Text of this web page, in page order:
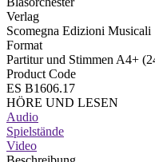
Verlag
Scomegna Edizioni Musicali
Format
Partitur und Stimmen A4+
Product Code
ES B1606.17
HÖRE UND LESEN
Audio
Spielstände
Video